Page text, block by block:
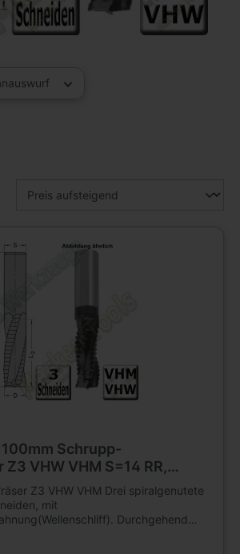
Schrupp-
VHW VHM S=14 RR,
Z3 VHW VHM Drei spiralgenutete
mit
Durchgehend
Mit Beschichtung für höhere